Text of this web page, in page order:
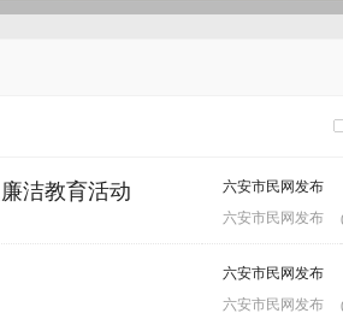
洁教育活动 六安市民网发布
六安市民网发布
六安市民网发布
六安市民网发布